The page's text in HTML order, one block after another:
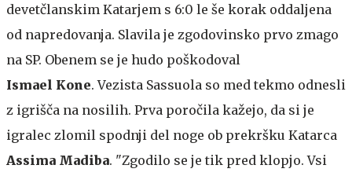
devetčlanskim Katarjem s 6:0 le še korak oddaljena
od napredovanja. Slavila je zgodovinsko prvo zmago
na SP. Obenem se je hudo poškodoval
Ismael Kone. Vezista Sassuola so med tekmo odnesli
z igrišča na nosilih. Prva poročila kažejo, da si je
igralec zlomil spodnji del noge ob prekršku Katarca
Assima Madiba. "Zgodilo se je tik pred klopjo. Vsi